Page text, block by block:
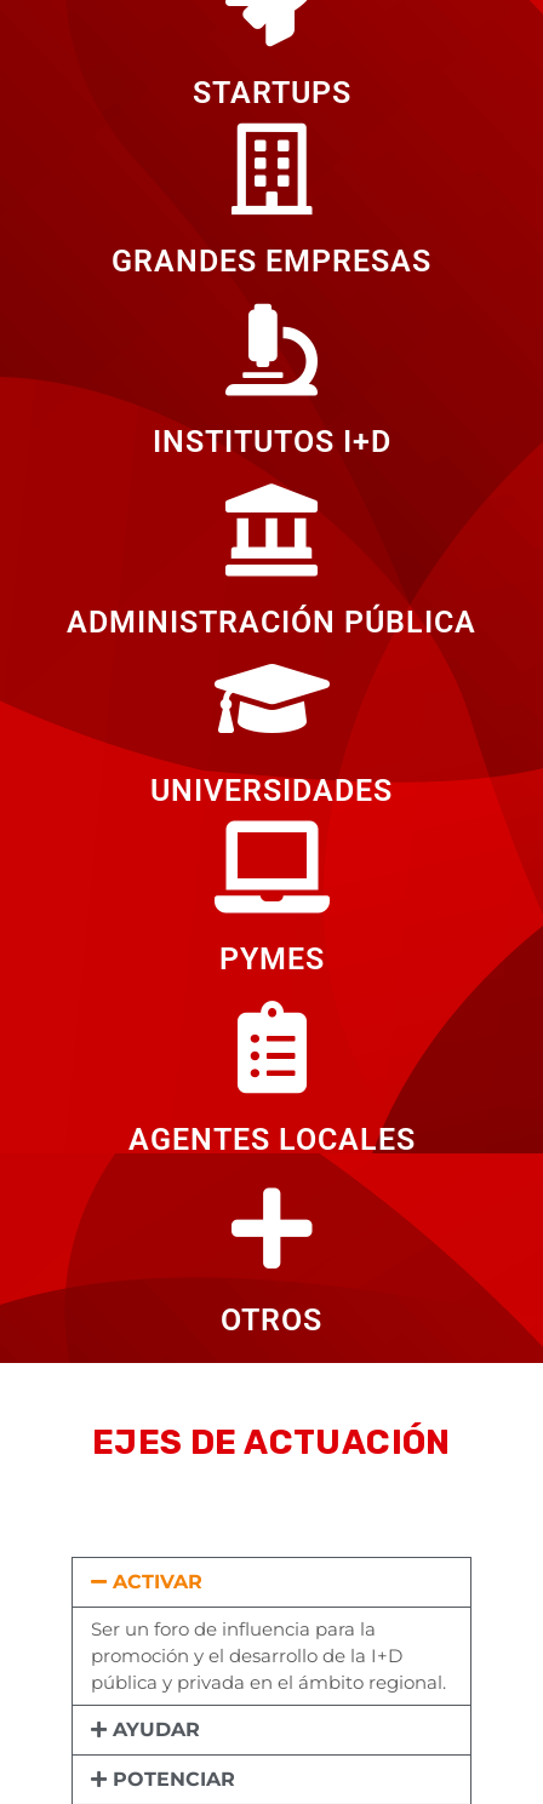
STARTUPS
GRANDES EMPRESAS
INSTITUTOS I+D
ADMINISTRACIÓN PÚBLICA
UNIVERSIDADES
PYMES
AGENTES LOCALES
OTROS
EJES DE ACTUACIÓN
ACTIVAR
Ser un foro de influencia para la
promoción y el desarrollo de la I+D
pública y privada en el ámbito regional.
AYUDAR
POTENCIAR